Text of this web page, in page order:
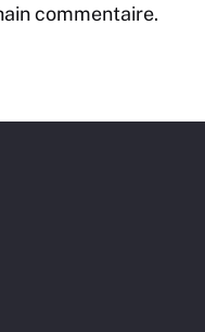
commentaire.